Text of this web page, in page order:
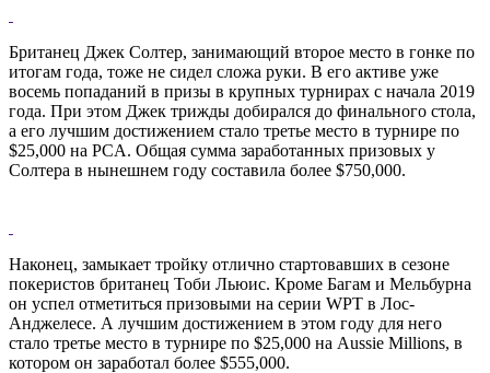
Британец Джек Солтер, занимающий второе место в гонке по
итогам года, тоже не сидел сложа руки. В его активе уже
восемь попаданий в призы в крупных турнирах с начала 2019
года. При этом Джек трижды добирался до финального стола,
а его лучшим достижением стало третье место в турнире по
$25,000 на PCA. Общая сумма заработанных призовых у
Солтера в нынешнем году составила более $750,000.
Наконец, замыкает тройку отлично стартовавших в сезоне
покеристов британец Тоби Льюис. Кроме Багам и Мельбурна
он успел отметиться призовыми на серии WPT в Лос-
Анджелесе. А лучшим достижением в этом году для него
стало третье место в турнире по $25,000 на Aussie Millions, в
котором он заработал более $555,000.